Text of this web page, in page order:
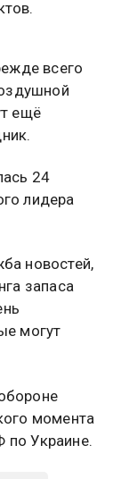
всего
ещё
24
лидера
новостей,
запаса
могут
момента
Украине.